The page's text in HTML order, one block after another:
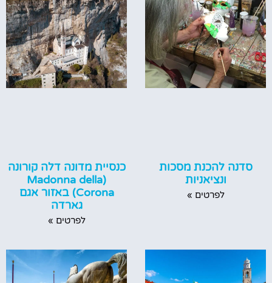
סדנה להכנת מסכות
ונציאניות
לפרטים »
כנסיית מדונה דלה קורונה
(Madonna della
Corona) באזור אגם
גארדה
לפרטים »